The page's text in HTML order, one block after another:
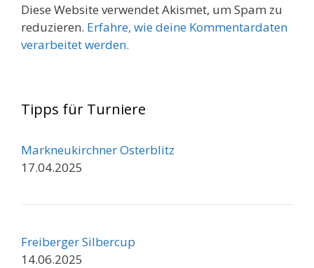
Diese Website verwendet Akismet, um Spam zu
reduzieren. Erfahre, wie deine Kommentardaten
verarbeitet werden.
Tipps für Turniere
Markneukirchner Osterblitz
17.04.2025
Freiberger Silbercup
14.06.2025